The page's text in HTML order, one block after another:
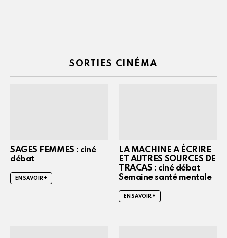
SORTIES CINÉMA
SAGES FEMMES : ciné
débat
EN SAVOIR +
LA MACHINE A ÉCRIRE
ET AUTRES SOURCES DE
TRACAS : ciné débat
Semaine santé mentale
EN SAVOIR +